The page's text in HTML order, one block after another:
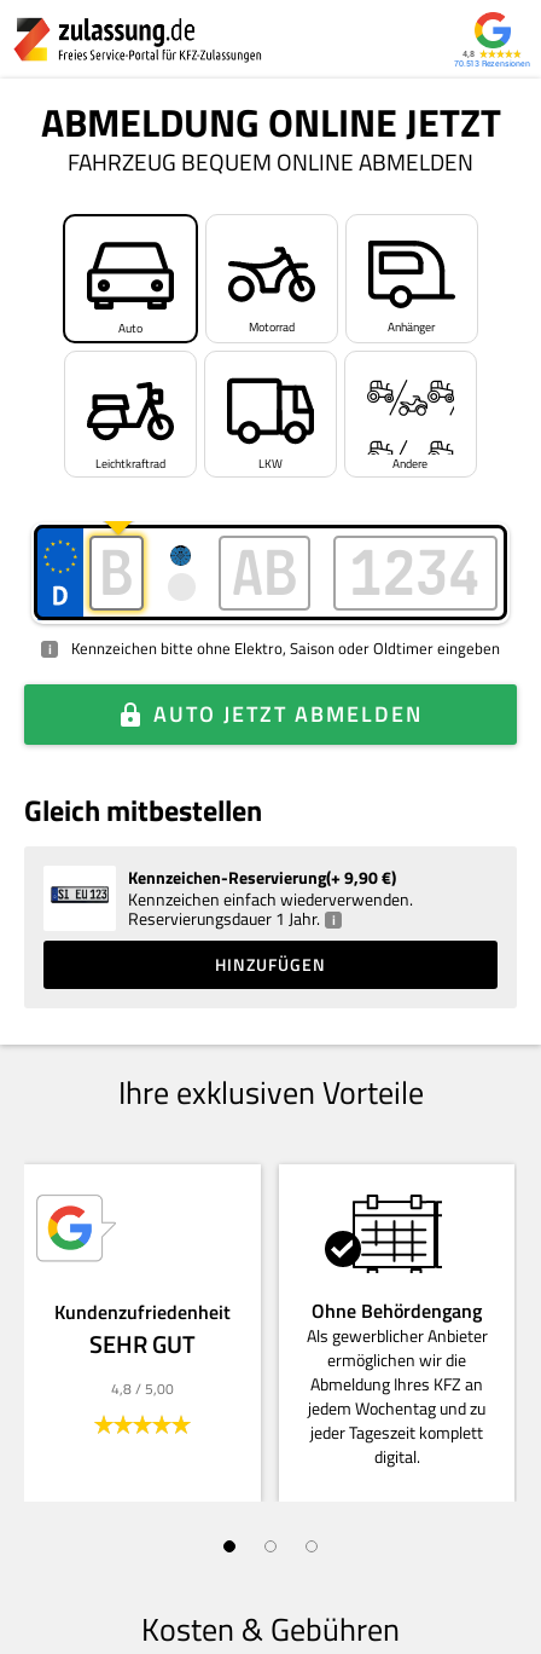
4,8
70.513
ABMELDUNG ONLINE JETZT
FAHRZEUG BEQUEM ONLINE ABMELDEN
Auto Motorrad Anhänger
Leichtkraftrad LKW Andere
i Kennzeichen bitte ohne Elektro, Saison oder Oldtimer eingeben
AUTO JETZT ABMELDEN
Gleich mitbestellen
Kennzeichen-Reservierung+ 9,90€
Kennzeichen einfach wiederverwenden.
Reservierungsdauer 1 Jahr. i
HINZUFÜGEN
Ihre exklusiven Vorteile
Kundenzufriedenheit
SEHR GUT
4,8/ 5,00
Ohne Behördengang
Als gewerblicher Anbieter
ermöglichen wir die
Abmeldung Ihres KFZ an
jedem Wochentag und zu
jeder Tageszeit komplett
digital.
Kosten & Gebühren